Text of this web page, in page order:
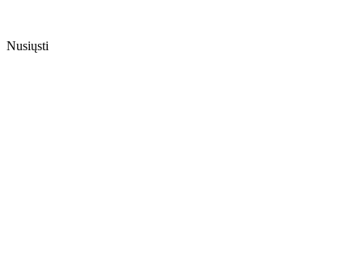
Nusiųsti